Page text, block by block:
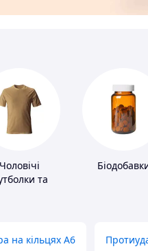
Чоловічі
та
на кільцях А6